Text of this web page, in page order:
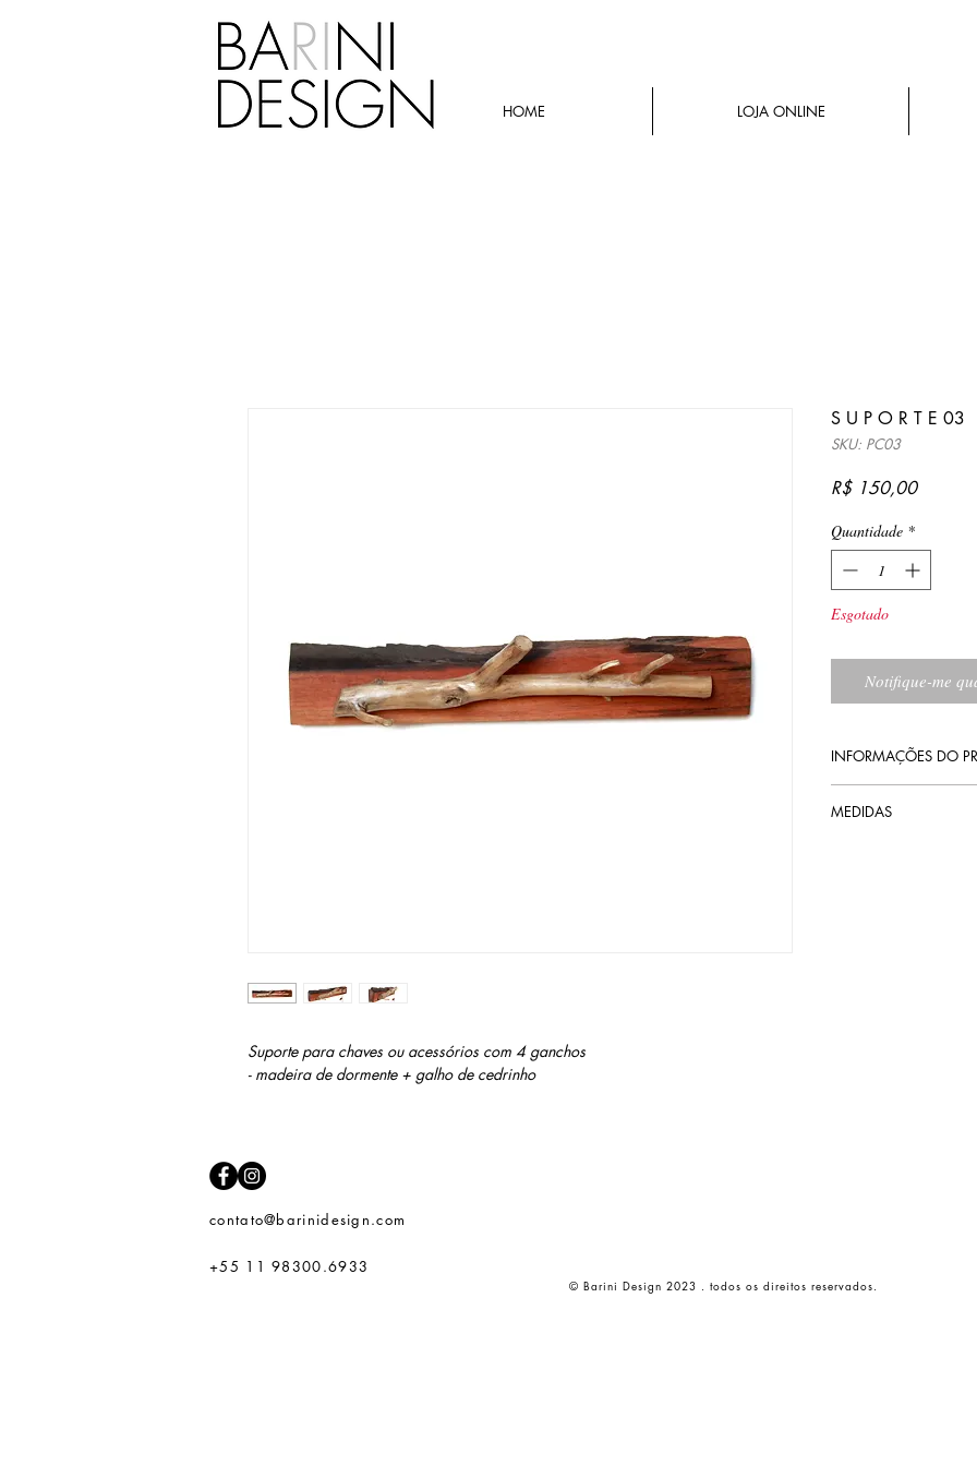
HOME LOJA ONLINE
Suporte para chaves ou acessórios com 4 ganchos
- madeira de dormente + galho de cedrinho
S U P O R T E 03
SKU: PC03
R$ 150,00Preço
Quantidade *
Esgotado
Notifique-me
INFORMAÇÕES DO
MEDIDAS
contato@barinidesign.com
+55 11 98300.6933
© Barini Design 2023 . todos os direitos reservados.